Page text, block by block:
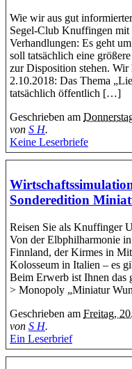
Wie wir aus gut
Segel-Club Knuffingen
Verhandlungen: Es geht
soll tatsächlich eine
zur Disposition stehen.
2.10.2018: Das Thema
tatsächlich öffentlich […]
Geschrieben am
von S H.
Keine Leserbriefe
Sonderedition
Reisen Sie als Knuffinger
Von der Elbphilharmonie
Finnland, der Kirmes in
Kolosseum in Italien – es
Beim Erwerb ist Ihnen
> Monopoly „Miniatur
Geschrieben am Freitag,
von S H.
Ein Leserbrief